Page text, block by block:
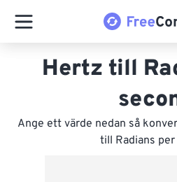
Hertz till
Ange ett värde nedan så
till Radians